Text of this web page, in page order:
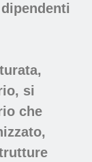
si
che